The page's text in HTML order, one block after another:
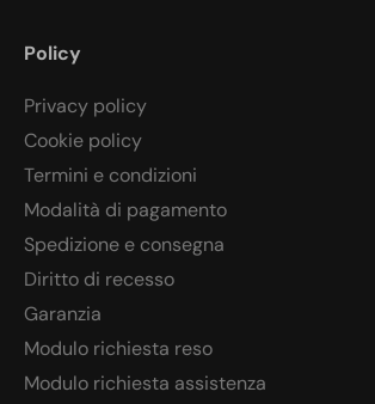
Policy
Privacy policy
Cookie policy
Termini e condizioni
Modalità di pagamento
Spedizione e consegna
Diritto di recesso
Garanzia
Modulo richiesta reso
Modulo richiesta assistenza